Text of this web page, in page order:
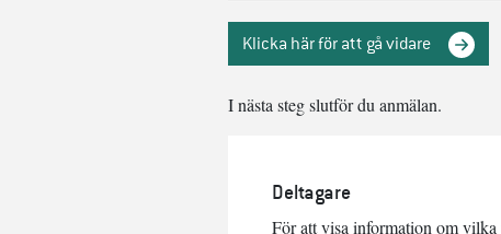
Klicka här för att gå vidare
I nästa steg slutför du anmälan.
Deltagare
För att visa information om vilka